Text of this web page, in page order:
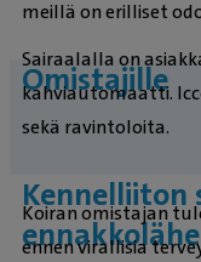
meillä on erilliset
Omistajille
Sairaalalla on
kahviautomaatti.
sekä ravintoloita.
Kennelliiton
Koiran omistajan
ennen virallisia